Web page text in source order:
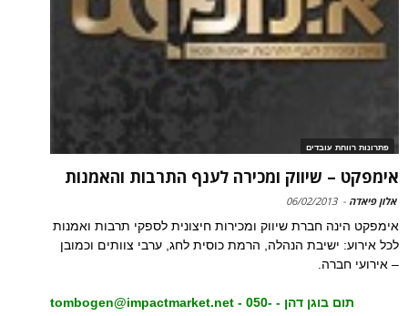
פתרונות רווחת עובדים
אימפקט – שיווק ומכירה לענף התרבות והאמנות
אלון פיאדה -
06/02/2013
אימפקט הינה חברת שיווק ומכירות חיצונית לספקי תרבות ואמנות
לכל אירוע: ישיבת הנהלה, הרמת כוסית לחג, ערבי צוותים וכמובן
– אירועי חברה.
תום בוגן דהן - tombogen@impactmarket.net- 050-